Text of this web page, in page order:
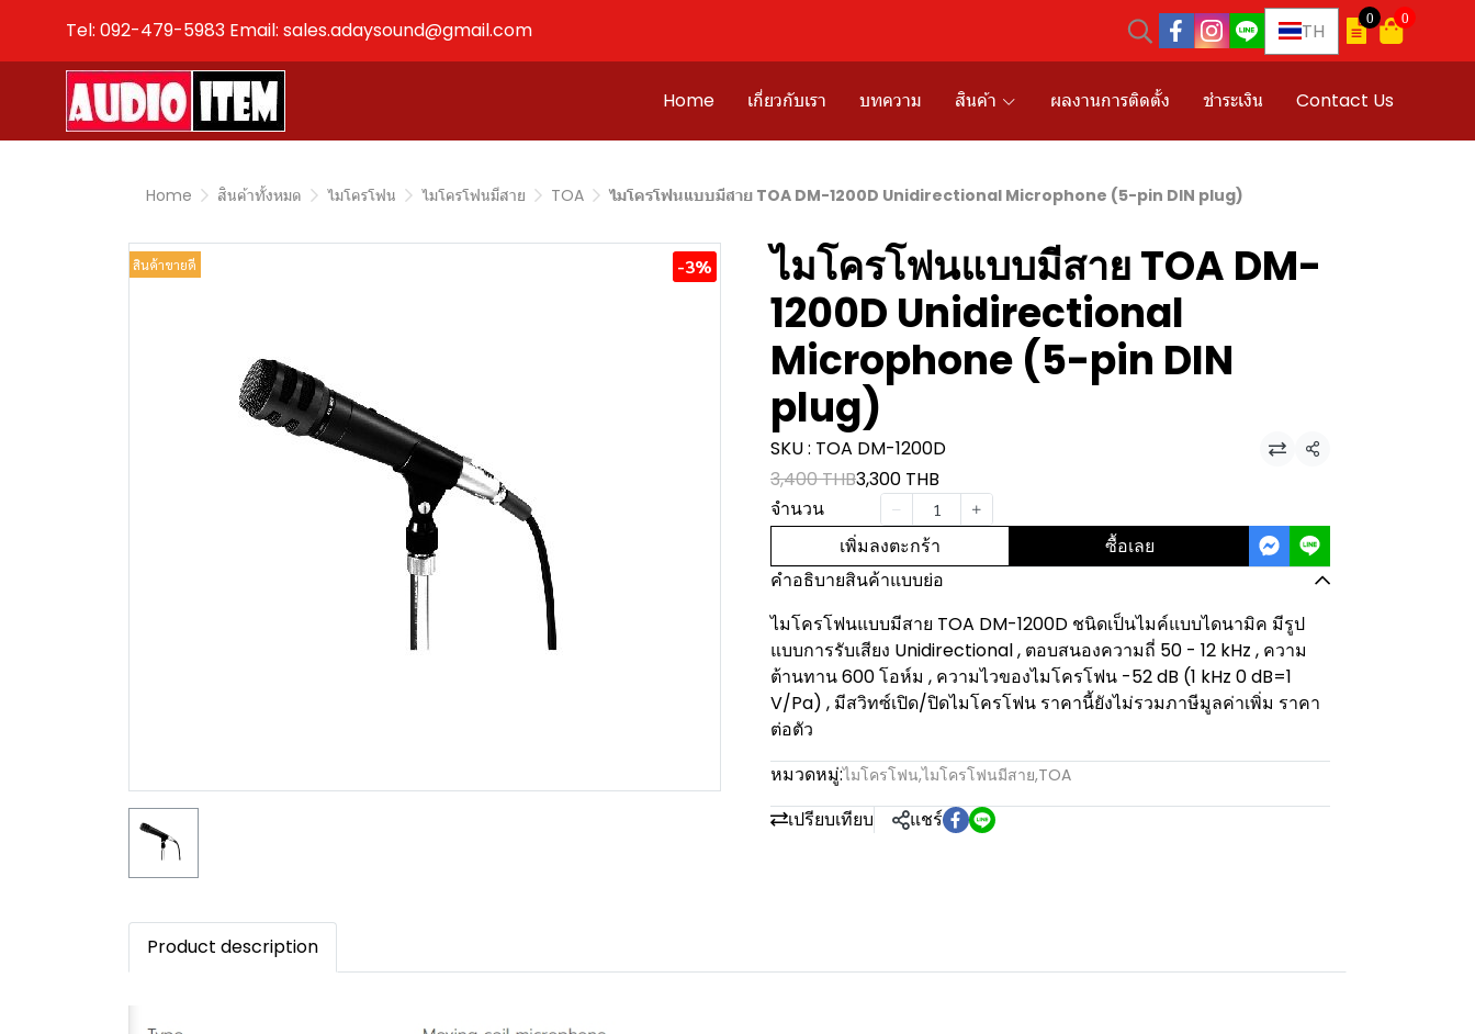
Tel: 092-479-5983 Email: sales.adaysound@gmail.com TH
0 0
Home เกี่ยวกับเรา บทความ สินค้า ผลงานการติดตั้ง ชำระเงิน Contact Us
Home สินค้าทั้งหมด ไมโครโฟน ไมโครโฟนมีสาย TOA ไมโครโฟนแบบมีสาย TOA DM-1200D Unidirectional Microphone (5-pin DIN plug)
สินค้าขายดี -3%
ไมโครโฟนแบบมีสาย TOA DM-
1200D Unidirectional
Microphone (5-pin DIN
plug)
SKU : TOA DM-1200D แชร์
3,400 THB3,300 THB
จำนวน
เพิ่มลงตะกร้า ซื้อเลย
คำอธิบายสินค้าแบบย่อ
ไมโครโฟนแบบมีสาย TOA DM-1200D ชนิดเป็นไมค์แบบไดนามิค มีรูป
แบบการรับเสียง Unidirectional , ตอบสนองความถี่ 50 - 12 kHz , ความ
ต้านทาน 600 โอห์ม , ความไวของไมโครโฟน -52 dB (1 kHz 0 dB=1
V/Pa) , มีสวิทซ์เปิด/ปิดไมโครโฟน ราคานี้ยังไม่รวมภาษีมูลค่าเพิ่ม ราคา
ต่อตัว
หมวดหมู่:ไมโครโฟน,ไมโครโฟนมีสาย,TOA
เปรียบเทียบ แชร์
Product description